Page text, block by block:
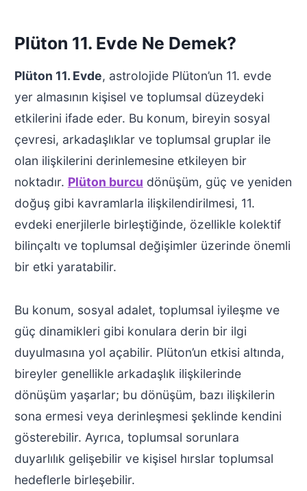
Plüton 11. Evde Ne Demek?
Plüton 11. Evde, astrolojide Plüton’un 11. evde
yer almasının kişisel ve toplumsal düzeydeki
etkilerini ifade eder. Bu konum, bireyin sosyal
çevresi, arkadaşlıklar ve toplumsal gruplar ile
olan ilişkilerini derinlemesine etkileyen bir
noktadır. Plüton burcu dönüşüm, güç ve yeniden
doğuş gibi kavramlarla ilişkilendirilmesi, 11.
evdeki enerjilerle birleştiğinde, özellikle kolektif
bilinçaltı ve toplumsal değişimler üzerinde önemli
bir etki yaratabilir.
Bu konum, sosyal adalet, toplumsal iyileşme ve
güç dinamikleri gibi konulara derin bir ilgi
duyulmasına yol açabilir. Plüton’un etkisi altında,
bireyler genellikle arkadaşlık ilişkilerinde
dönüşüm yaşarlar; bu dönüşüm, bazı ilişkilerin
sona ermesi veya derinleşmesi şeklinde kendini
gösterebilir. Ayrıca, toplumsal sorunlara
duyarlılık gelişebilir ve kişisel hırslar toplumsal
hedeflerle birleşebilir.